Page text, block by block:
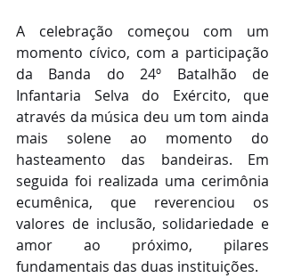
A celebração começou com um
momento cívico, com a participação
da Banda do 24º Batalhão de
Infantaria Selva do Exército, que
através da música deu um tom ainda
mais solene ao momento do
hasteamento das bandeiras. Em
seguida foi realizada uma cerimônia
ecumênica, que reverenciou os
valores de inclusão, solidariedade e
amor ao próximo, pilares
fundamentais das duas instituições.